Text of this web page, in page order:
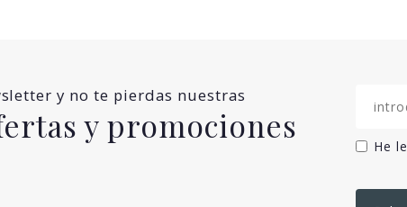
y no te pierdas nuestras
y promociones
He